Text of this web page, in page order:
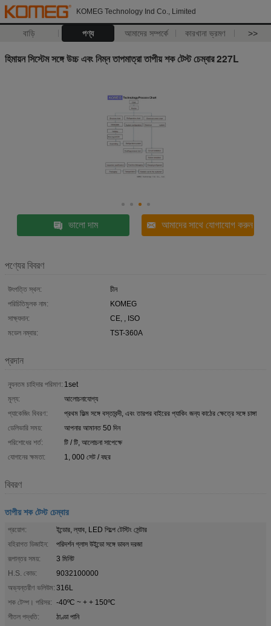
KOMEG Technology Ind Co., Limited
বাড়ি পণ্য আমাদের সম্পর্কে কারখানা ভ্রমণ >>
হিমায়ন সিস্টেম সঙ্গে উচ্চ এবং নিম্ন তাপমাত্রা তাপীয় শক টেস্ট চেম্বার 227L
ভালো দাম আমাদের সাথে যোগাযোগ করুন
পণ্যের বিবরণ
উৎপত্তি স্থল:
চীন
পরিচিতিমুলক নাম:
KOMEG
সাক্ষ্যদান:
CE, , ISO
মডেল নম্বার:
TST-360A
প্রদান
ন্যূনতম চাহিদার পরিমাণ: 1set
মূল্য:
আলোচনাযোগ্য
প্যাকেজিং বিবরণ:
প্রথম ফিল্ম সঙ্গে বস্তাবন্দী, এবং তারপর বাইরের প্যাকিং জন্য কাঠের ক্ষেত্রে সঙ্গে চাঙ্গা
ডেলিভারি সময়:
আপনার আমানত 50 দিন
পরিশোধের শর্ত:
টি / টি, আলোচনা সাপেক্ষে
যোগানের ক্ষমতা:
1, 000 সেট / বছর
বিবরণ
তাপীয় শক টেস্ট চেম্বার
প্রয়োগ:
ইন্ডোর, ল্যাব, LED শিল্পে টেস্টিং সেন্টার
বহিরাগত ডিজাইন:
পরিদর্শন গ্লাস উইন্ডো সঙ্গে ডাবল দরজা
রূপান্তর সময়:
3 মিনিট
H.S. কোড:
9032100000
অভ্যন্তরীণ ভলিউম: 316L
শক টেম্প। পরিসর: -40ºC ~ + + 150ºC
শীতল পদ্ধতি:
ঠাণ্ডা পানি